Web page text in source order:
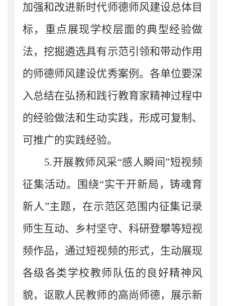
加强和改进新时代师德师风建设总体目
标，重点展现学校层面的典型经验做
法，挖掘遴选具有示范引领和带动作用
的师德师风建设优秀案例。各单位要深
入总结在弘扬和践行教育家精神过程中
的经验做法和生动实践，形成可复制、
可推广的实践经验。
5.开展教师风采“感人瞬间”短视频
征集活动。围绕“实干开新局，铸魂育
新人”主题，在示范区范围内征集记录
师生互动、乡村坚守、科研登攀等短视
频作品，通过短视频的形式，生动展现
各级各类学校教师队伍的良好精神风
貌，讴歌人民教师的高尚师德，展示新